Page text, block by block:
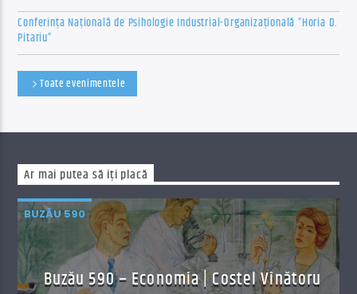
Conferința Națională de Psihologie Industrial-Organizațională ”Horia D.
Pitariu”
Toate evenimentele
Ar mai putea să îți placă
BUZĂU 590
Buzău 590 – Economia | Costel Vînătoru